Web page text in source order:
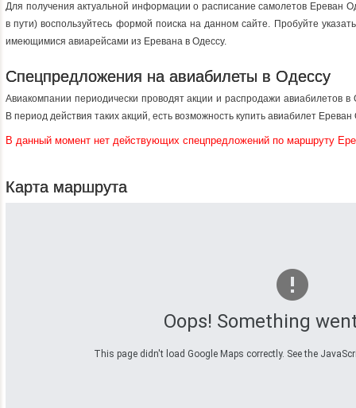
Для получения актуальной информации о расписание самолетов Ереван
в пути) воспользуйтесь формой поиска на данном сайте. Пробуйте
имеющимися авиарейсами из Еревана в Одессу.
Спецпредложения на авиабилеты в Одессу
Авиакомпании периодически проводят акции и распродажи авиабилетов
В период действия таких акций, есть возможность купить авиабилет
В данный момент нет действующих спецпредложений по маршруту
Карта маршрута
Oops! Something
This page didn't load Google Maps correctly. See the